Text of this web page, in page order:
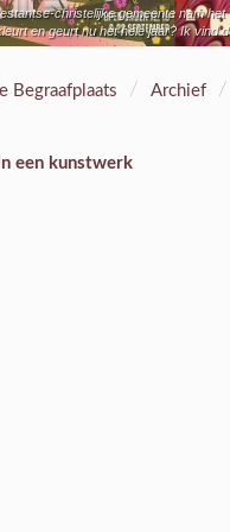
christelijke gemeente nam
en geurt nu het hele jaar? Ik vind
Begraafplaats / Archief /
een kunstwerk